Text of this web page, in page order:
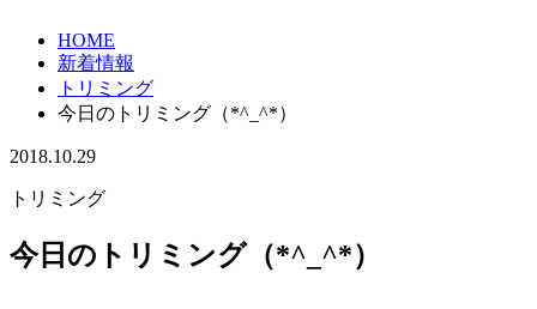
HOME
新着情報
トリミング
今日のトリミング（*^_^*）
2018.10.29
トリミング
今日のトリミング（*^_^*）